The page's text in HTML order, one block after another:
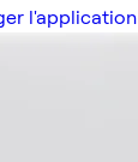
l'application